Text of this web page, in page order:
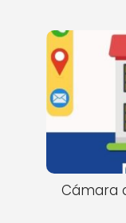
Cámara